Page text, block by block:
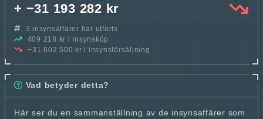
+ −31 193 282 kr
3 insynsaffärer har utförts
409 218 kr i insynsköp
−31 602 500 kr i insynsförsäljning
Vad betyder detta?
Här ser du en sammanställning av de insynsaffärer som